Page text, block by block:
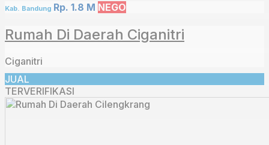
Kab. Bandung Rp. 1.8 M NEGO
Rumah Di Daerah Ciganitri
Ciganitri
JUAL
TERVERIFIKASI